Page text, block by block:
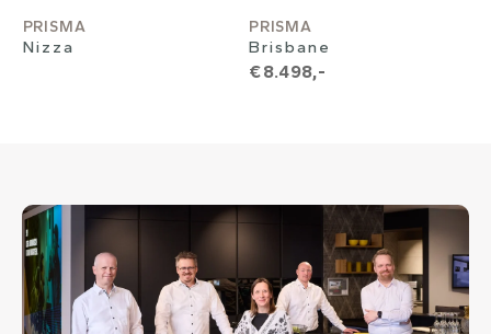
PRISMA
Nizza
PRISMA
Brisbane
€ 8.498,-